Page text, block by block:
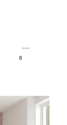
....
8